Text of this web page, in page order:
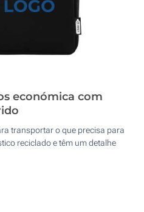
económica com
transportar o que precisa para
reciclado e têm um detalhe